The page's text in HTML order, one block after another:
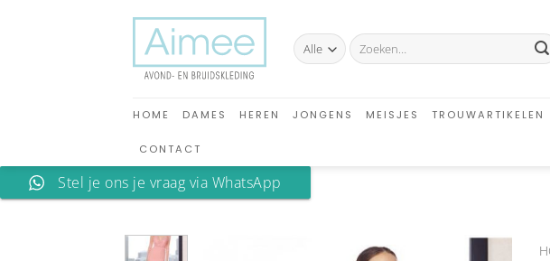
Zoeken
naar:
HOME DAMES HEREN JONGENS MEISJES TROUWARTIKELEN
CONTACT
Stel je ons je vraag via WhatsApp